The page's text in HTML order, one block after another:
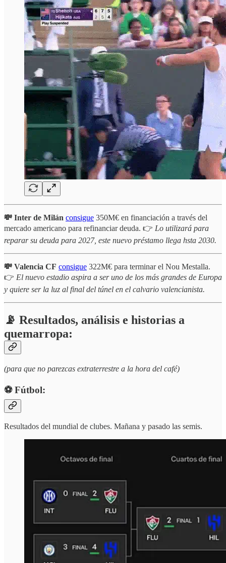
💸 Inter de Milán consigue 350M€ en financiación a través del
mercado americano para refinanciar deuda. 👉 Lo utilizará para
reparar su deuda para 2027, este nuevo préstamo llega hsta 2030.
💸 Valencia CF consigue 322M€ para terminar el Nou Mestalla.
👉 El nuevo estadio aspira a ser uno de los más grandes de Europa
y quiere ser la luz al final del túnel en el calvario valencianista.
📡 Resultados, análisis e historias a
quemarropa:
(para que no parezcas extraterrestre a la hora del café)
⚽️ Fútbol:
Resultados del mundial de clubes. Mañana y pasado las semis.